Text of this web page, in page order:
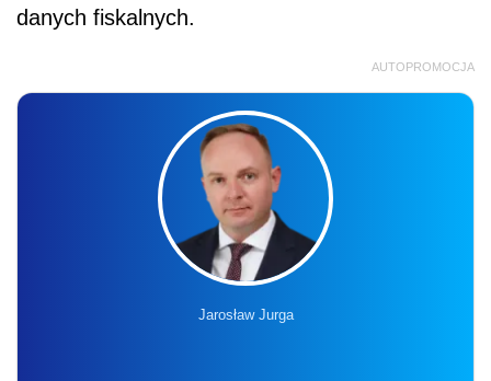
danych fiskalnych.
AUTOPROMOCJA
Jarosław Jurga